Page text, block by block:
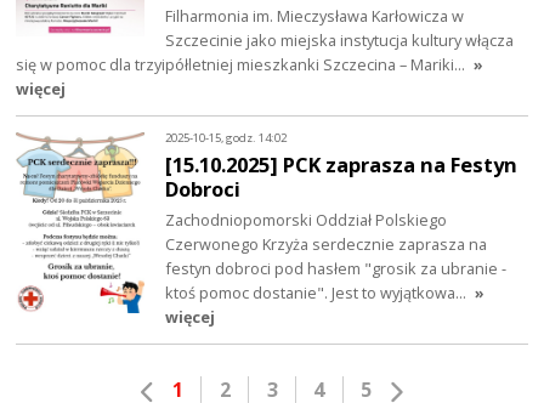
Filharmonia im. Mieczysława Karłowicza w
Szczecinie jako miejska instytucja kultury włącza
się w pomoc dla trzyipółletniej mieszkanki Szczecina – Mariki… »
więcej
2025-10-15, godz. 14:02
[15.10.2025] PCK zaprasza na Festyn
Dobroci
Zachodniopomorski Oddział Polskiego
Czerwonego Krzyża serdecznie zaprasza na
festyn dobroci pod hasłem "grosik za ubranie -
ktoś pomoc dostanie". Jest to wyjątkowa… »
więcej
1 2 3 4 5